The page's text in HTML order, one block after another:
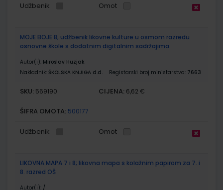
Udžbenik Omot
MOJE BOJE 8; udžbenik likovne kulture u osmom razredu
osnovne škole s dodatnim digitalnim sadržajima
Autor(i): Miroslav Huzjak
Nakladnik: ŠKOLSKA KNJIGA d.d. Registarski broj ministarstva: 7663
SKU: 569190 CIJENA: 6,62 €
ŠIFRA OMOTA: 500177
Udžbenik Omot
LIKOVNA MAPA 7 i 8; likovna mapa s kolažnim papirom za 7. i
8. razred OŠ
Autor(i): /